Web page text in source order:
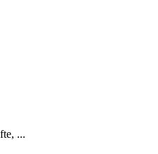
...